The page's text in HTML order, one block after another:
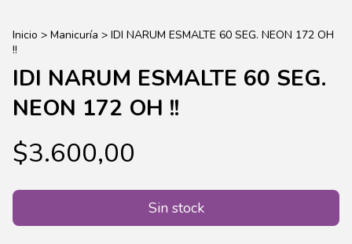
Inicio > Manicuría > IDI NARUM ESMALTE 60 SEG. NEON 172 OH
!!
IDI NARUM ESMALTE 60 SEG.
NEON 172 OH !!
$3.600,00